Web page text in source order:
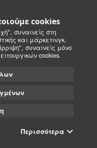
cookies
συναινείς στη
και μάρκετινγκ.
συναινείς μόνο
cookies.
Περισσότερα